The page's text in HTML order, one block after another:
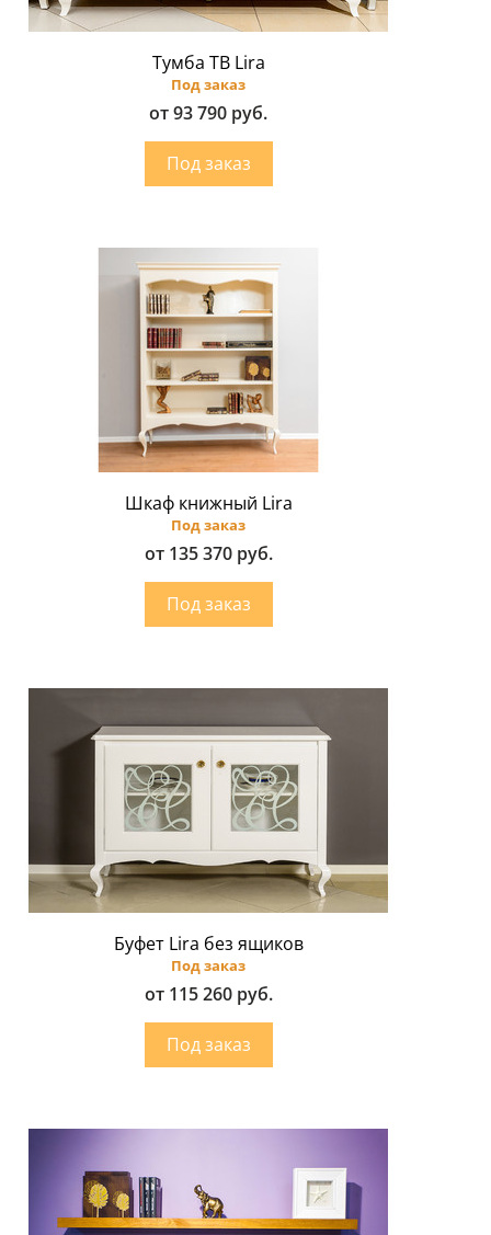
Тумба ТВ Lira
Под заказ
от 93 790 руб.
Шкаф книжный Lira
Под заказ
от 135 370 руб.
Буфет Lira без ящиков
Под заказ
от 115 260 руб.